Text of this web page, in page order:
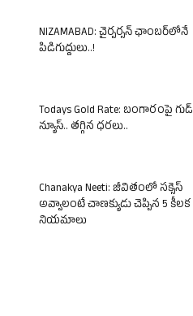
NIZAMABAD: చైర్పర్సన్ ఛాంబర్‌లోనే
పిడిగుద్దులు..!
Todays Gold Rate: బంగారంపై గుడ్
న్యూస్.. తగ్గిన ధరలు..
Chanakya Neeti: జీవితంలో సక్సెస్
అవ్వాలంటే చాణక్యుడు చెప్పిన 5 కీలక
నియమాలు